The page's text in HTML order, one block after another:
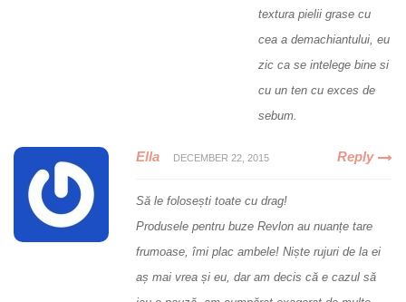
textura pielii grase cu
cea a demachiantului, eu
zic ca se intelege bine si
cu un ten cu exces de
sebum.
Ella DECEMBER 22, 2015 Reply
Să le folosești toate cu drag!
Produsele pentru buze Revlon au nuanțe tare
frumoase, îmi plac ambele! Niște rujuri de la ei
aș mai vrea și eu, dar am decis că e cazul să